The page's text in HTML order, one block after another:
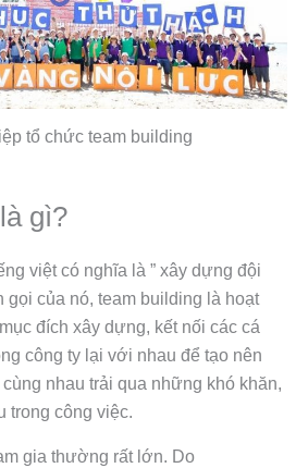
tổ chức team building
gì?
việt có nghĩa là ” xây dựng đội
gọi của nó, team building là hoạt
đích xây dựng, kết nối các cá
công ty lại với nhau để tạo nên
nhau trải qua những khó khăn,
trong công việc.
gia thường rất lớn. Do